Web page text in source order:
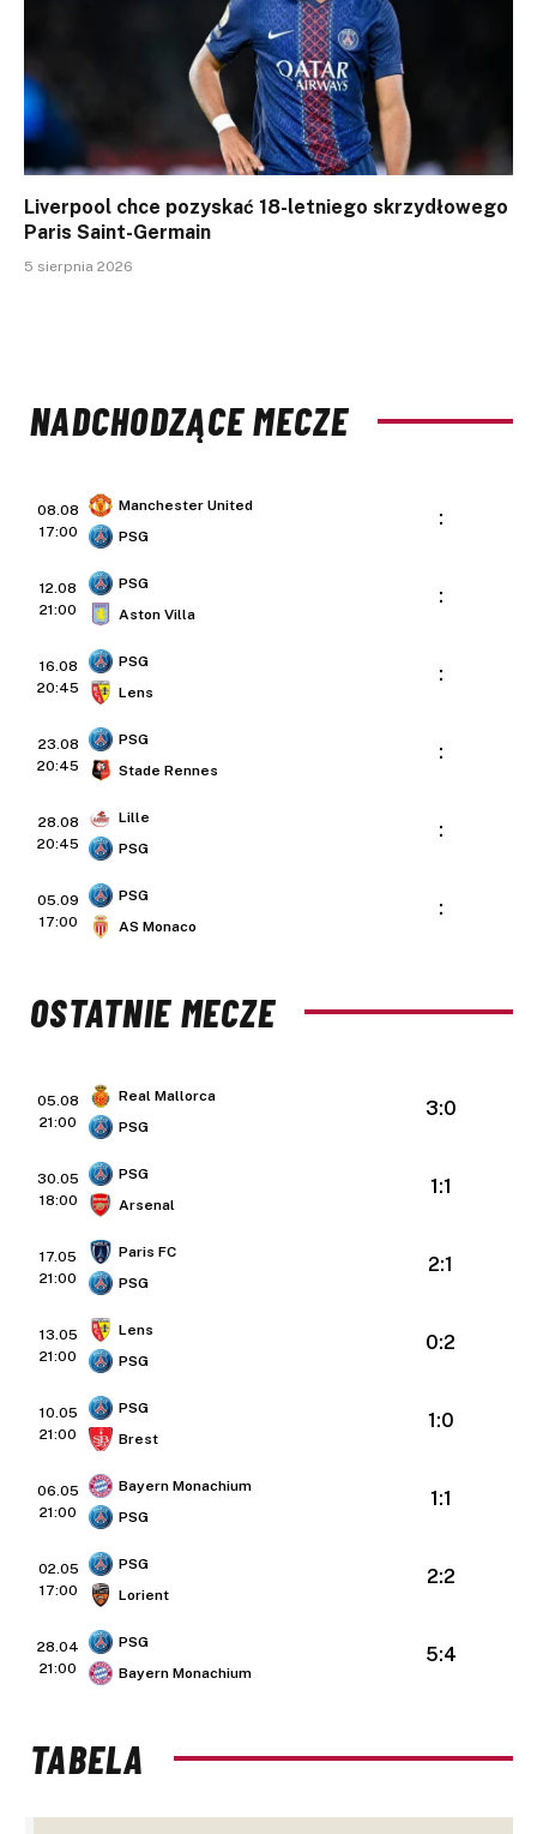
Liverpool chce pozyskać 18-letniego skrzydłowego
Paris Saint-Germain
5 sierpnia 2026
NADCHODZĄCE MECZE
08.08
17:00
Manchester United
PSG
:
12.08
21:00
PSG
Aston Villa
:
16.08
20:45
PSG
Lens
:
23.08
20:45
PSG
Stade Rennes
:
28.08
20:45
Lille
PSG
:
05.09
17:00
PSG
AS Monaco
:
OSTATNIE MECZE
05.08
21:00
Real Mallorca
PSG
3:0
30.05
18:00
PSG
Arsenal
1:1
17.05
21:00
Paris FC
PSG
2:1
13.05
21:00
Lens
PSG
0:2
10.05
21:00
PSG
Brest
1:0
06.05
21:00
Bayern Monachium
PSG
1:1
02.05
17:00
PSG
Lorient
2:2
28.04
21:00
PSG
Bayern Monachium
5:4
TABELA